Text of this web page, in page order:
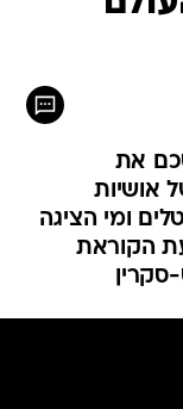
את
אושיות
אלף קריסטלים ומי הציגה
הקוראת